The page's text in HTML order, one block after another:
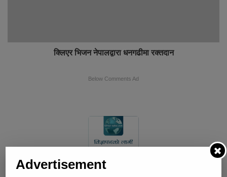
क्लिएर भिजन नेपालद्वारा धनगढीमा रक्तदान
Below Comments Ad
Advertisement